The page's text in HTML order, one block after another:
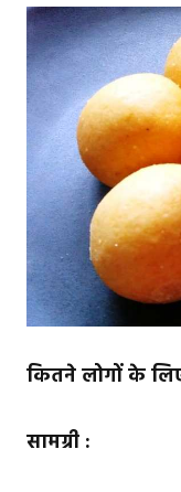
कितने लोगों के
सामग्री :